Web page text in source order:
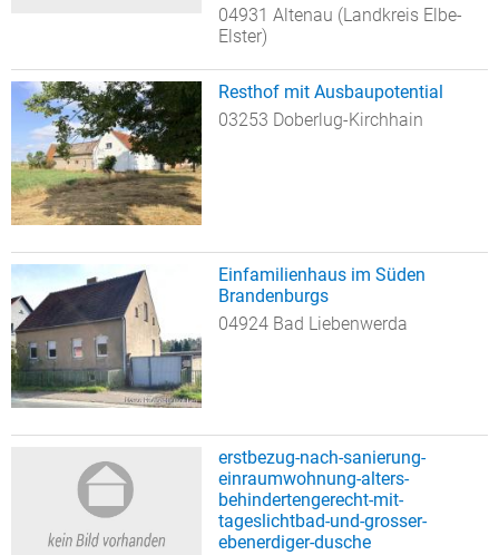
04931 Altenau (Landkreis Elbe-
Elster)
Resthof mit Ausbaupotential
03253 Doberlug-Kirchhain
Einfamilienhaus im Süden
Brandenburgs
04924 Bad Liebenwerda
erstbezug-nach-sanierung-
einraumwohnung-alters-
behindertengerecht-mit-
tageslichtbad-und-grosser-
ebenerdiger-dusche